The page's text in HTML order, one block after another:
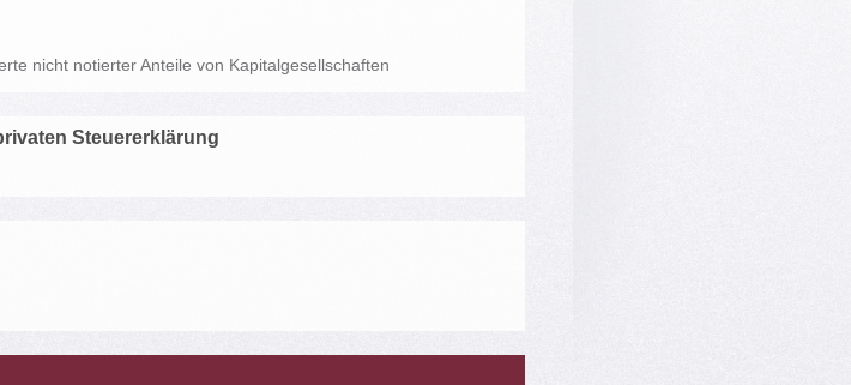
nicht notierter Anteile von Kapitalgesellschaften
Steuererklärung